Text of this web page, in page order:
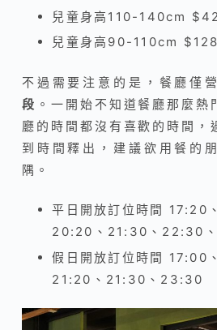
兒童身高110-140cm
兒童身高90-110cm $128
不過需要注意的是， 餐廳僅
段 。一開始不知道餐廳那麼熱
廳的時間都沒有喜歡的時間，
到時間釋出， 建議欲用餐的
隅。
平日開放訂位時間 17:20
20:20、21:30、22:30
假日開放訂位時間 17:00
21:20、21:30、23:30